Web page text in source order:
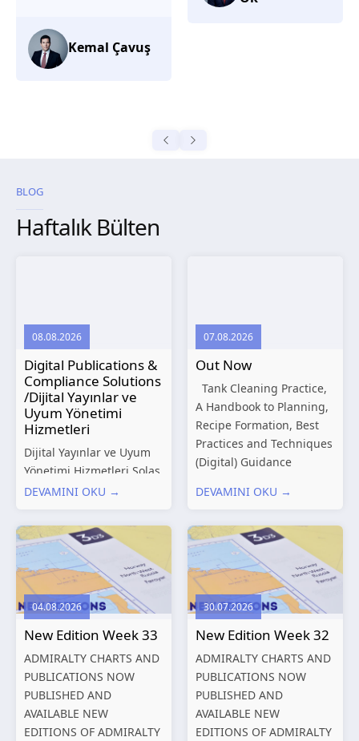
BLOG
Haftalık Bülten
08.08.2026
Digital Publications &
Compliance Solutions
/Dijital Yayınlar ve
Uyum Yönetimi
Hizmetleri
Dijital Yayınlar ve Uyum
Yönetimi Hizmetleri Solas
Marine, denizcilik
düzenleyici gereklilikleri
ve dijitalleşen
operasyonel ihtiyaçları
doğrultusunda kapsamlı
Dijital Yayınlar ve Uyum
Yönetimi çözümleri
sunmaktadır.
Hizmetlerimiz; gemi
işletmecileri, armatörler,
teknik yönetim şirketleri
ve denizcilik...
DEVAMINI OKU →
07.08.2026
Out Now
Tank Cleaning Practice,
A Handbook to Planning,
Recipe Formation, Best
Practices and Techniques
(Digital) Guidance
Structures – Consolidated
Shipping and the
Environment – A Guide to
Environmental
Compliance...
DEVAMINI OKU →
04.08.2026
New Edition Week 33
ADMIRALTY CHARTS AND
PUBLICATIONS NOW
PUBLISHED AND
AVAILABLE NEW
EDITIONS OF ADMIRALTY
30.07.2026
New Edition Week 32
ADMIRALTY CHARTS AND
PUBLICATIONS NOW
PUBLISHED AND
AVAILABLE NEW
EDITIONS OF ADMIRALTY